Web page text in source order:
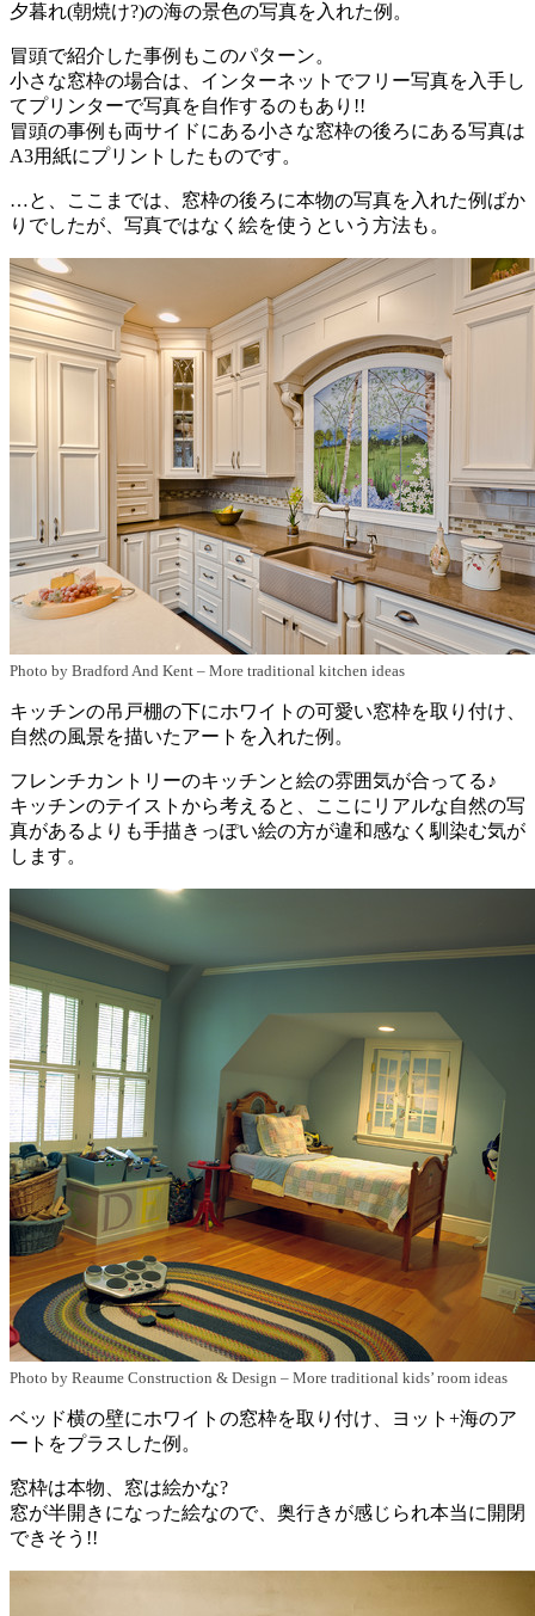
夕暮れ(朝焼け?)の海の景色の写真を入れた例。
冒頭で紹介した事例もこのパターン。
小さな窓枠の場合は、インターネットでフリー写真を入手し
てプリンターで写真を自作するのもあり!!
冒頭の事例も両サイドにある小さな窓枠の後ろにある写真は
A3用紙にプリントしたものです。
…と、ここまでは、窓枠の後ろに本物の写真を入れた例ばか
りでしたが、写真ではなく絵を使うという方法も。
Photo by Bradford And Kent – More traditional kitchen ideas
キッチンの吊戸棚の下にホワイトの可愛い窓枠を取り付け、
自然の風景を描いたアートを入れた例。
フレンチカントリーのキッチンと絵の雰囲気が合ってる♪
キッチンのテイストから考えると、ここにリアルな自然の写
真があるよりも手描きっぽい絵の方が違和感なく馴染む気が
します。
Photo by Reaume Construction & Design – More traditional kids’ room ideas
ベッド横の壁にホワイトの窓枠を取り付け、ヨット+海のア
ートをプラスした例。
窓枠は本物、窓は絵かな?
窓が半開きになった絵なので、奥行きが感じられ本当に開閉
できそう!!